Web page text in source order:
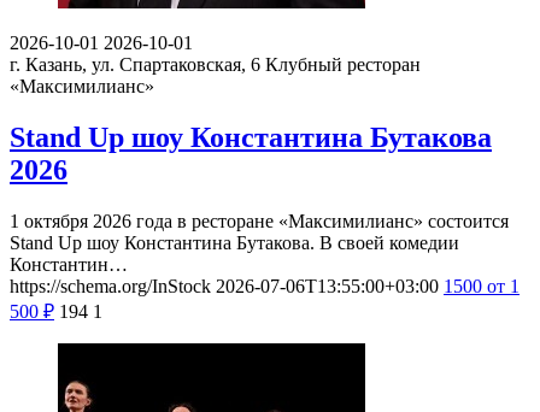
2026-10-01 2026-10-01
г. Казань, ул. Спартаковская, 6 Клубный ресторан
«Максимилианс»
Stand Up шоу Константина Бутакова
2026
1 октября 2026 года в ресторане «Максимилианс» состоится
Stand Up шоу Константина Бутакова. В своей комедии
Константин…
https://schema.org/InStock 2026-07-06T13:55:00+03:00 1500 от 1
500 ₽ 194 1